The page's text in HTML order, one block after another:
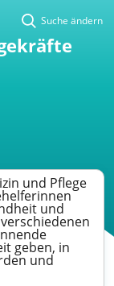
Suche ändern
und Pflege
und
geben, in
und